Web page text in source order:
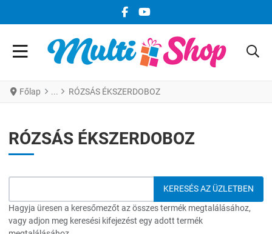
FACEBOOK KÖZÖSSÉGI LINK
YOUTUBE KÖZÖSSÉGI LINK
Főlap RÓZSÁS ÉKSZERDOBOZ
RÓZSÁS ÉKSZERDOBOZ
Hagyja üresen a keresőmezőt az összes termék megtalálásához,
vagy adjon meg keresési kifejezést egy adott termék